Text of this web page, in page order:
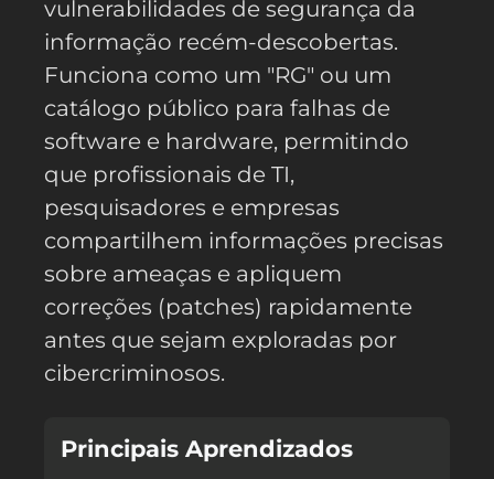
vulnerabilidades de segurança da
informação recém-descobertas.
Funciona como um "RG" ou um
catálogo público para falhas de
software e hardware, permitindo
que profissionais de TI,
pesquisadores e empresas
compartilhem informações precisas
sobre ameaças e apliquem
correções (patches) rapidamente
antes que sejam exploradas por
cibercriminosos.
Principais Aprendizados